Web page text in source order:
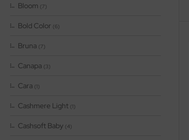
Bloom (7)
Bold Color (6)
Bruna (7)
Canapa (3)
Cara (1)
Cashmere Light (1)
Cashsoft Baby (4)